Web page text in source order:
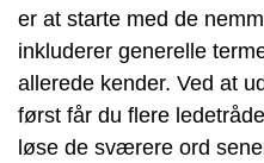
er at starte med de
inkluderer generelle
allerede kender. Ved at
først får du flere
løse de sværere ord